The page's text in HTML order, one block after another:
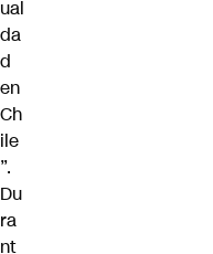
ual
da
d
en
Ch
ile
”.
Du
ra
nt